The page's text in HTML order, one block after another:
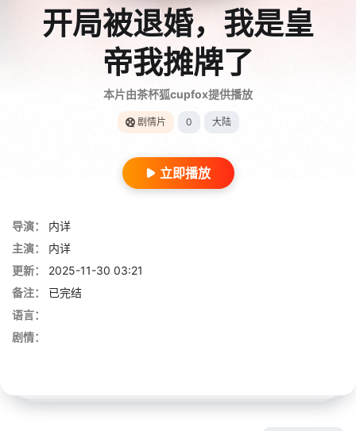
开局被退婚，我是皇
帝我摊牌了
本片由茶杯狐cupfox提供播放
剧情片 0 大陆
立即播放
导演：
内详
主演：
内详
更新：
2025-11-30 03:21
备注：
已完结
语言：
剧情：